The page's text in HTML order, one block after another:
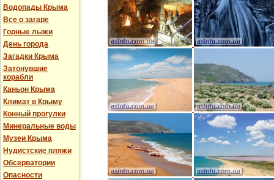
Водопады Крыма
Все о загаре
Горные лыжи
День города
Загадки Крыма
Затонувшие
корабли
Каньон Крыма
Климат в Крыму
Конный прогулки
Минеральные воды
Музеи Крыма
Нудистские пляжи
Обсерватории
Опасности